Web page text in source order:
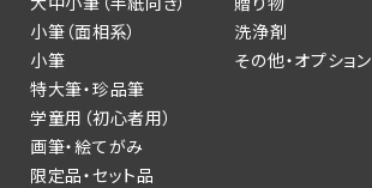
小筆（面相系）
小筆
特大筆・珍品筆
学童用（初心者用）
画筆・絵てがみ
限定品・セット品
洗浄剤
その他・オプション